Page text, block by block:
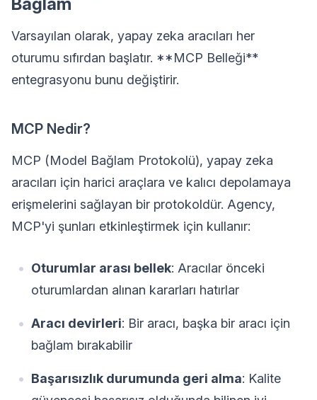
Varsayılan olarak, yapay zeka aracıları her
oturumu sıfırdan başlatır. **MCP Belleği**
entegrasyonu bunu değiştirir.
MCP Nedir?
MCP (Model Bağlam Protokolü), yapay zeka
aracıları için harici araçlara ve kalıcı depolamaya
erişmelerini sağlayan bir protokoldür. Agency,
MCP'yi şunları etkinleştirmek için kullanır:
Oturumlar arası bellek: Aracılar önceki
oturumlardan alınan kararları hatırlar
Aracı devirleri: Bir aracı, başka bir aracı için
bağlam bırakabilir
Başarısızlık durumunda geri alma: Kalite